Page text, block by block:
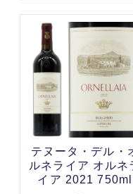
テヌータ・デル・
ルネライア オルネ
イア 2021 750ml